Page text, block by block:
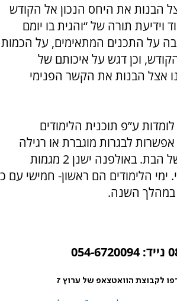
הבנות את היחס הנכון אל הקודש
וידיעת תורה של “והגית בו יומם
על התכנים המתאימים, על הכמות
וכן דגש על איכותם של
אצל הבנות את הקשר הפנימי
ע”פ תוכנית הלימודים
לבגרות מוגברת או רגילה
בהתאם לכישוריה של הבת. באולפנה ישנן 2 מגמות
ימי הלימודים הם ראשון- חמישי עם כ
לקבוצת הוואטצאפ של ערוץ 7